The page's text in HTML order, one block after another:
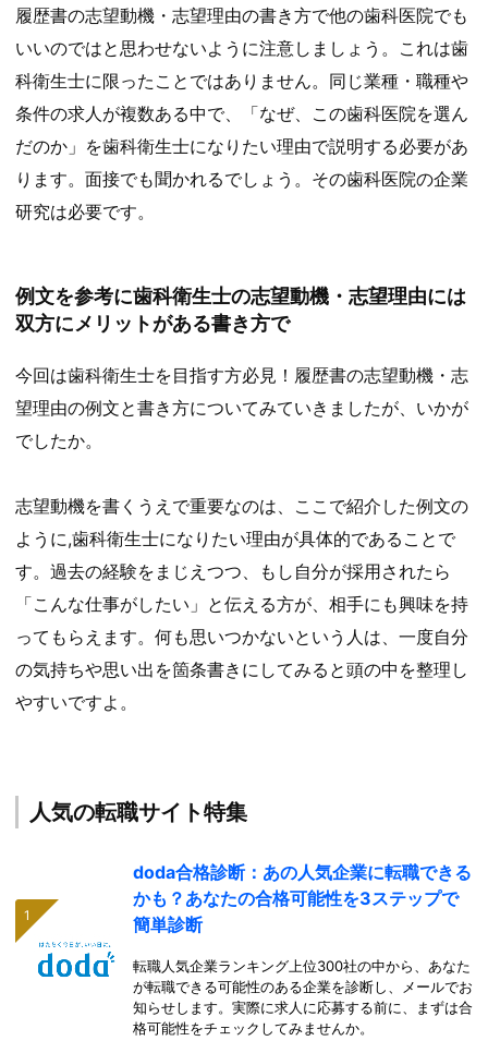
履歴書の志望動機・志望理由の書き方で他の歯科医院でも
いいのではと思わせないように注意しましょう。これは歯
科衛生士に限ったことではありません。同じ業種・職種や
条件の求人が複数ある中で、「なぜ、この歯科医院を選ん
だのか」を歯科衛生士になりたい理由で説明する必要があ
ります。面接でも聞かれるでしょう。その歯科医院の企業
研究は必要です。
例文を参考に歯科衛生士の志望動機・志望理由には
双方にメリットがある書き方で
今回は歯科衛生士を目指す方必見！履歴書の志望動機・志
望理由の例文と書き方についてみていきましたが、いかが
でしたか。
志望動機を書くうえで重要なのは、ここで紹介した例文の
ように,歯科衛生士になりたい理由が具体的であることで
す。過去の経験をまじえつつ、もし自分が採用されたら
「こんな仕事がしたい」と伝える方が、相手にも興味を持
ってもらえます。何も思いつかないという人は、一度自分
の気持ちや思い出を箇条書きにしてみると頭の中を整理し
やすいですよ。
人気の転職サイト特集
doda合格診断：あの人気企業に転職できる
かも？あなたの合格可能性を3ステップで
簡単診断
転職人気企業ランキング上位300社の中から、あなた
が転職できる可能性のある企業を診断し、メールでお
知らせします。実際に求人に応募する前に、まずは合
格可能性をチェックしてみませんか。